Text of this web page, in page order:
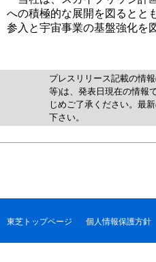
への積極的な展開を図るとと
参入と宇宙事業の基盤強化を
プレスリリース記載の情
等)は、発表日現在の情報
じめご了承ください。最
下さい。
東芝トップページ 個人情報保護方針